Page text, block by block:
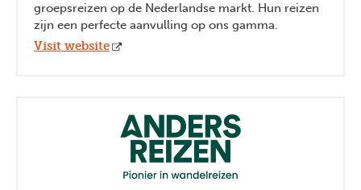
groepsreizen op de Nederlandse markt. Hun reizen
zijn een perfecte aanvulling op ons gamma.
Visit website